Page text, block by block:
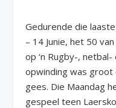
Gedurende die
– 14 Junie, het 50
op ‘n Rugby-,
opwinding was groot
gees. Die Maandag
gespeel teen